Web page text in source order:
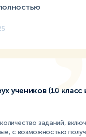
учеников (10 класс
заданий,
с возможностью